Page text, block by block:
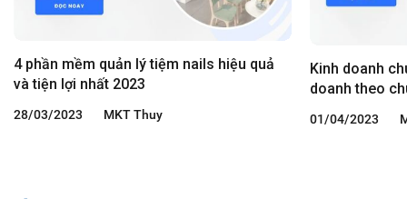
4 phần mềm quản lý tiệm nails hiệu quả
và tiện lợi nhất 2023
28/03/2023 MKT Thuy
Kinh doanh
doanh theo
01/04/2023